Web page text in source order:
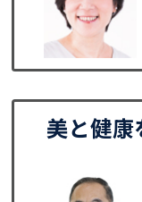
美と健康